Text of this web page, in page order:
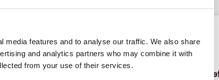
features and to analyse our traffic. We also share
and analytics partners who may combine it with
from your use of their services.